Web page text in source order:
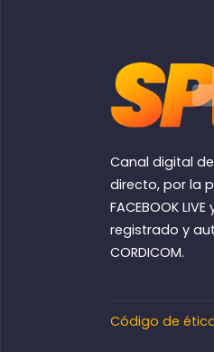
Canal digital
directo, por la
FACEBOOK
registrado y
CORDICOM.
Código de